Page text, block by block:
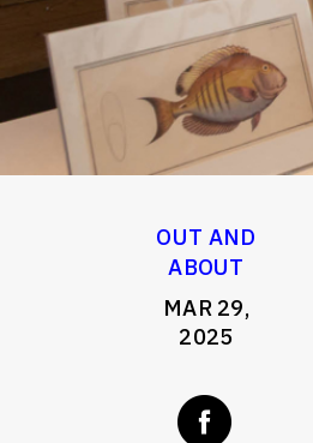
OUT AND
ABOUT
MAR 29,
2025